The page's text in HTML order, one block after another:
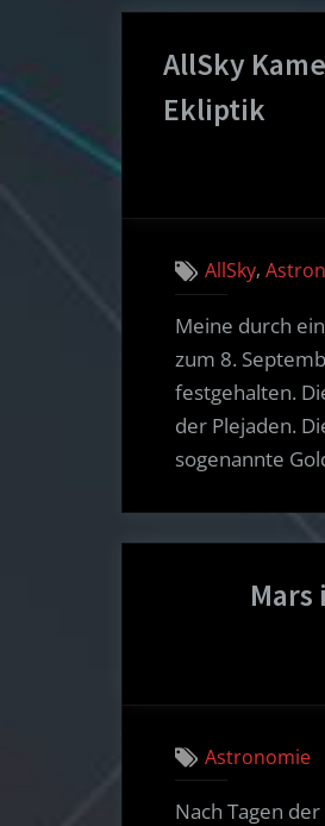
AllSky
Ekliptik
AllSky,
Meine durch
zum 8.
festgehalten.
der Plejaden.
sogenannte
Mars
Astronomie
Nach Tagen